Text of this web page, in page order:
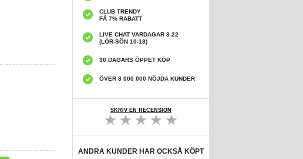
CLUB TRENDY
FÅ 7% RABATT
LIVE CHAT VARDAGAR 8-22
(LÖR-SÖN 10-18)
30 DAGARS ÖPPET KÖP
ÖVER 8 000 000 NÖJDA KUNDER
SKRIV EN RECENSION
ANDRA KUNDER HAR OCKSÅ KÖPT